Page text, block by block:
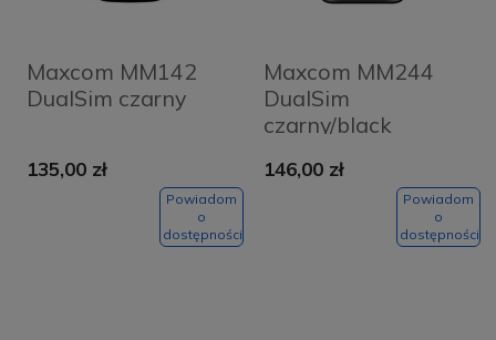
Maxcom MM142
DualSim czarny
135,00 zł
Powiadom
o
dostępności
Maxcom MM244
DualSim
czarny/black
146,00 zł
Powiadom
o
dostępności